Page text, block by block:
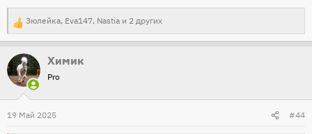
Р
е
а
к
и
и
Зюлейка, Eva147, Nastia и 2 других
Химик
Pro
19 Май 2025 #44